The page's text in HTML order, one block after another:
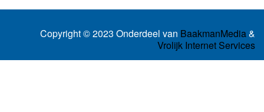
Copyright © 2023 Onderdeel van BaakmanMedia&
Vrolijk Internet Services